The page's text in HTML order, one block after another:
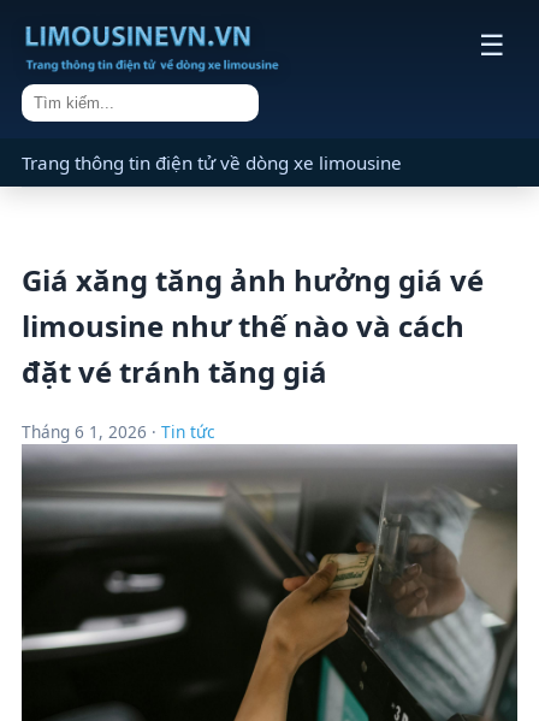
☰
Trang thông tin điện tử về dòng xe limousine
Giá xăng tăng ảnh hưởng giá vé
limousine như thế nào và cách
đặt vé tránh tăng giá
Tháng 6 1, 2026 · Tin tức